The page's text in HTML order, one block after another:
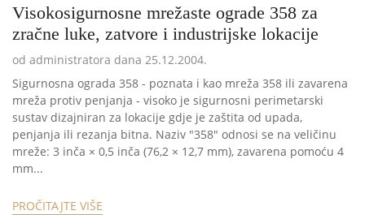
Visokosigurnosne mrežaste ograde 358 za
zračne luke, zatvore i industrijske lokacije
od administratora dana 25.12.2004.
Sigurnosna ograda 358 - poznata i kao mreža 358 ili zavarena
mreža protiv penjanja - visoko je sigurnosni perimetarski
sustav dizajniran za lokacije gdje je zaštita od upada,
penjanja ili rezanja bitna. Naziv "358" odnosi se na veličinu
mreže: 3 inča × 0,5 inča (76,2 × 12,7 mm), zavarena pomoću 4
mm...
PROČITAJTE VIŠE